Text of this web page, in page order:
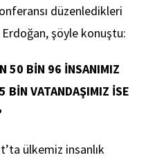
düzenledikleri
şöyle konuştu:
50 BİN 96 İNSANIMIZ
BİN VATANDAŞIMIZ İSE
ülkemiz insanlık